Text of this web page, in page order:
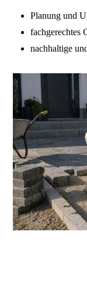
Planung und
fachgerechtes
nachhaltige